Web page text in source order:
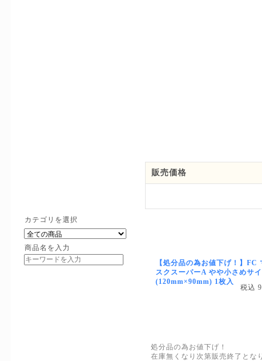
カテゴリを選択
商品名を入力
販売価格
【処分品の為お値下げ！】FC
スクスーパーA やや小さめサ
(120mm×90mm) 1枚入
税込
処分品の為お値下げ！
在庫無くなり次第販売終了とな